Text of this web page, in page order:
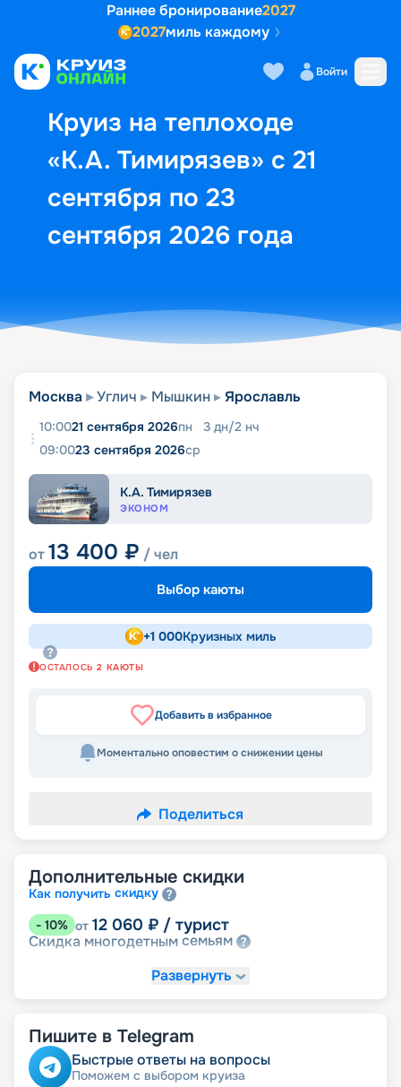
Раннее бронирование2027
2027миль каждому
Войти
Круиз на теплоходе
«К.А. Тимирязев» с 21
сентября по 23
сентября 2026 года
Выбор кают Маршрут и
Москва Углич Мышкин Ярославль
10:0021 сентября 2026пн 3 дн/2 нч
09:0023 сентября 2026ср
К.А. Тимирязев
ЭКОНОМ
от13 400 ₽ / чел
Выбор каюты
+1 000Круизных миль
ОСТАЛОСЬ 2 КАЮТЫ
Добавить в избранное
Моментально оповестим о снижении цены
Поделиться
Дополнительные скидки
Как получить скидку
- 10% от 12 060 ₽ / турист
Скидка многодетнымсемьям
Развернуть
Пишите в Telegram
Быстрые ответы на вопросы
Поможем с выбором круиза